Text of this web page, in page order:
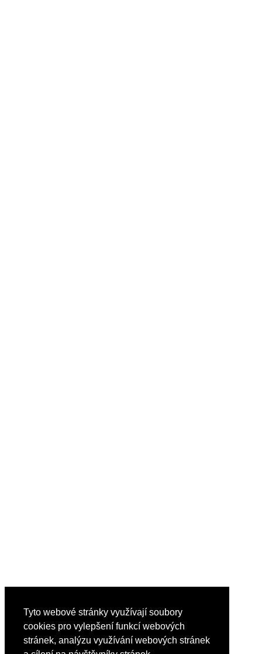
Tyto webové stránky využívají soubory
cookies pro vylepšení funkcí webových
stránek, analýzu využívání webových stránek